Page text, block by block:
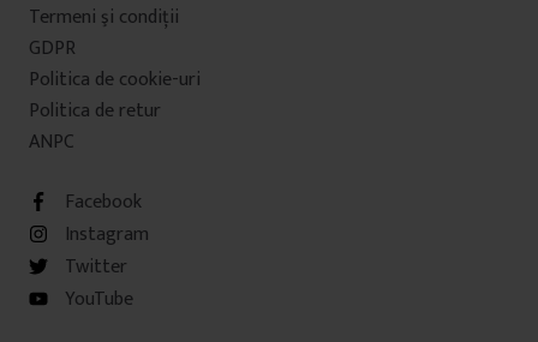
Termeni şi condiţii
GDPR
Politica de cookie-uri
Politica de retur
ANPC
Facebook
Instagram
Twitter
YouTube